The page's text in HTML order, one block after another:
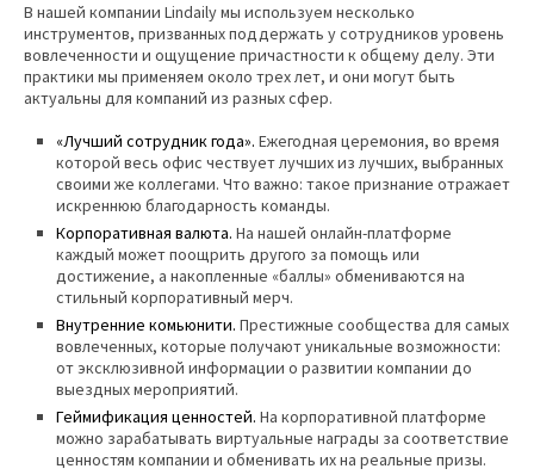
В нашей компании Lindaily мы используем несколько
инструментов, призванных поддержать у сотрудников уровень
вовлеченности и ощущение причастности к общему делу. Эти
практики мы применяем около трех лет, и они могут быть
актуальны для компаний из разных сфер.
«Лучший сотрудник года». Ежегодная церемония, во время
которой весь офис чествует лучших из лучших, выбранных
своими же коллегами. Что важно: такое признание отражает
искреннюю благодарность команды.
Корпоративная валюта. На нашей онлайн-платформе
каждый может поощрить другого за помощь или
достижение, а накопленные «баллы» обмениваются на
стильный корпоративный мерч.
Внутренние комьюнити. Престижные сообщества для самых
вовлеченных, которые получают уникальные возможности:
от эксклюзивной информации о развитии компании до
выездных мероприятий.
Геймификация ценностей. На корпоративной платформе
можно зарабатывать виртуальные награды за соответствие
ценностям компании и обменивать их на реальные призы.